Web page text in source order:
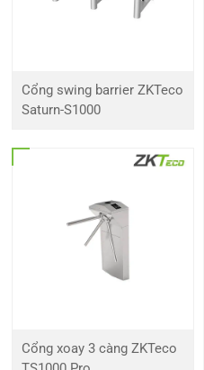
Cổng swing barrier ZKTeco
Saturn-S1000
Cổng xoay 3 càng ZKTeco